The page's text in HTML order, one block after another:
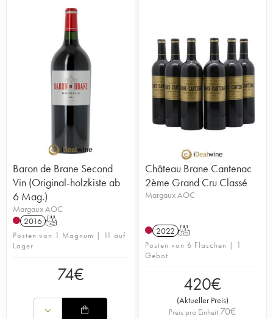
Baron de Brane Second
Vin (Original-holzkiste ab
6 Mag.)
Margaux AOC
2016 T
Posten von 1 Magnum | 11 auf
Lager
74€
Château Brane Cantenac
2ème Grand Cru Classé
Margaux AOC
2022 T
Posten von 6 Flaschen | 1
Gebot
420€
(Aktueller Preis)
Preis pro Einheit 70€